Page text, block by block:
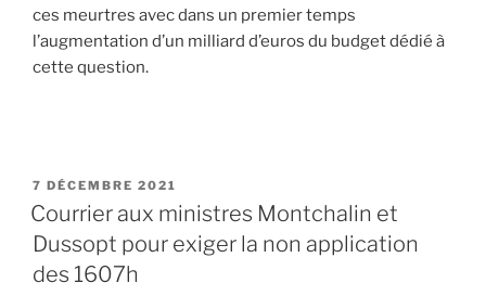
ces meurtres avec dans un premier temps
l’augmentation d’un milliard d’euros du budget dédié à
cette question.
PUBLIÉ
LE
7 DÉCEMBRE 2021
Courrier aux ministres Montchalin et
Dussopt pour exiger la non application
des 1607h